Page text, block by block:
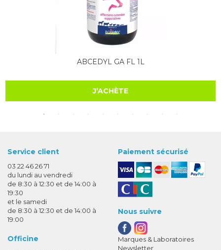
ABCEDYL GA FL 1L
J’ACHÈTE
Service client
03 22 46 26 71
du lundi au vendredi
de 8:30 à 12:30 et de 14:00 à
19:30
et le samedi
de 8:30 à 12:30 et de 14:00 à
19:00
Officine
Paiement sécurisé
Nous suivre
Marques & Laboratoires
Newsletter